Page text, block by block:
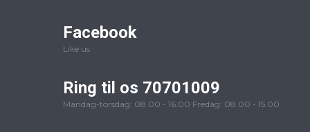
Facebook
Like us
Ring til os 70701009
Mandag-torsdag: 08.00 - 16.00 Fredag: 08.00 - 15.00